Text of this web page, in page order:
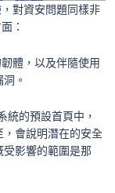
對資安問題同樣非
：
體，以及伴隨使用
。
統的預設首頁中，
會說明潛在的安全
影響的範圍是那